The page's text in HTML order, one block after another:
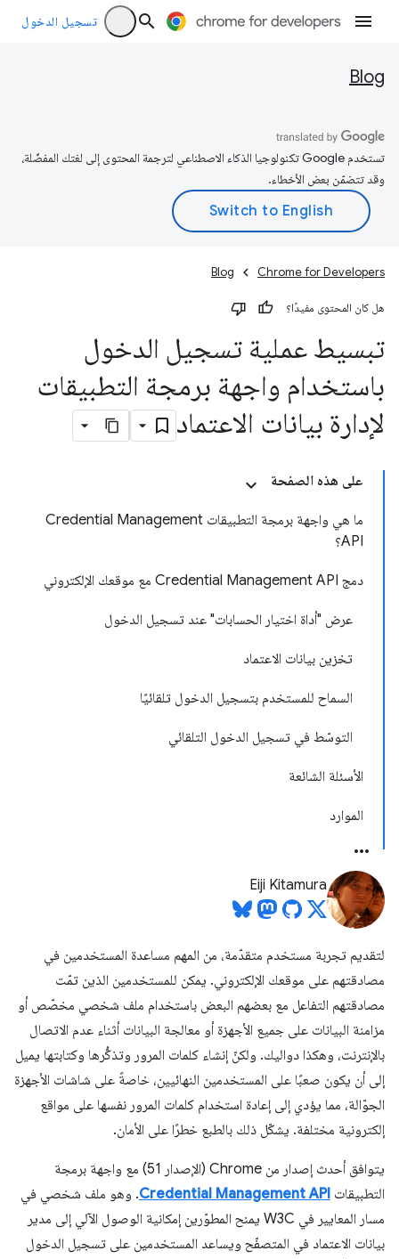
تسجيل الدخول
Blog
تستخدم Google تكنولوجيا الذكاء الاصطناعي لترجمة المحتوى إلى لغتك المفضّلة،
وقد تتضمّن بعض الأخطاء.
Chrome for Developers
Blog
هل كان المحتوى مفيدًا؟
تبسيط عملية تسجيل الدخول
باستخدام واجهة برمجة التطبيقات
لإدارة بيانات الاعتماد
على هذه الصفحة
ما هي واجهة برمجة التطبيقات Credential Management
API؟
دمج Credential Management API مع موقعك الإلكتروني
عرض "أداة اختيار الحسابات" عند تسجيل الدخول
تخزين بيانات الاعتماد
السماح للمستخدم بتسجيل الدخول تلقائيًا
التوسّط في تسجيل الدخول التلقائي
الأسئلة الشائعة
الموارد
Eiji Kitamura
لتقديم تجربة مستخدم متقدّمة، من المهم مساعدة المستخدمين في
مصادقتهم على موقعك الإلكتروني. يمكن للمستخدمين الذين تمّت
مصادقتهم التفاعل مع بعضهم البعض باستخدام ملف شخصي مخصّص أو
مزامنة البيانات على جميع الأجهزة أو معالجة البيانات أثناء عدم الاتصال
بالإنترنت، وهكذا دواليك. ولكنّ إنشاء كلمات المرور وتذكُّرها وكتابتها يميل
إلى أن يكون صعبًا على المستخدمين النهائيين، خاصةً على شاشات الأجهزة
الجوّالة، مما يؤدي إلى إعادة استخدام كلمات المرور نفسها على مواقع
إلكترونية مختلفة. يشكّل ذلك بالطبع خطرًا على الأمان.
يتوافق أحدث إصدار من Chrome (الإصدار 51) مع واجهة برمجة
التطبيقات Credential Management API. وهو ملف شخصي في
مسار المعايير في W3C يمنح المطوّرين إمكانية الوصول الآلي إلى مدير
بيانات الاعتماد في المتصفّح ويساعد المستخدمين على تسجيل الدخول